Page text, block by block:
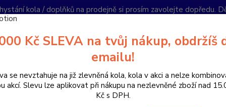
kola / doplňků na prodejně si prosím zavolejte dopředu.
Hledat
PO-
TERRY SEDLO
Kč SLEVA na tvůj nákup, obdržíš
emailu!
se nevztahuje na již zlevněná kola, kola v akci a nelze
akcí. Slevu lze aplikovat při nákupu na nezlevněné zboží nad
Kč s DPH.